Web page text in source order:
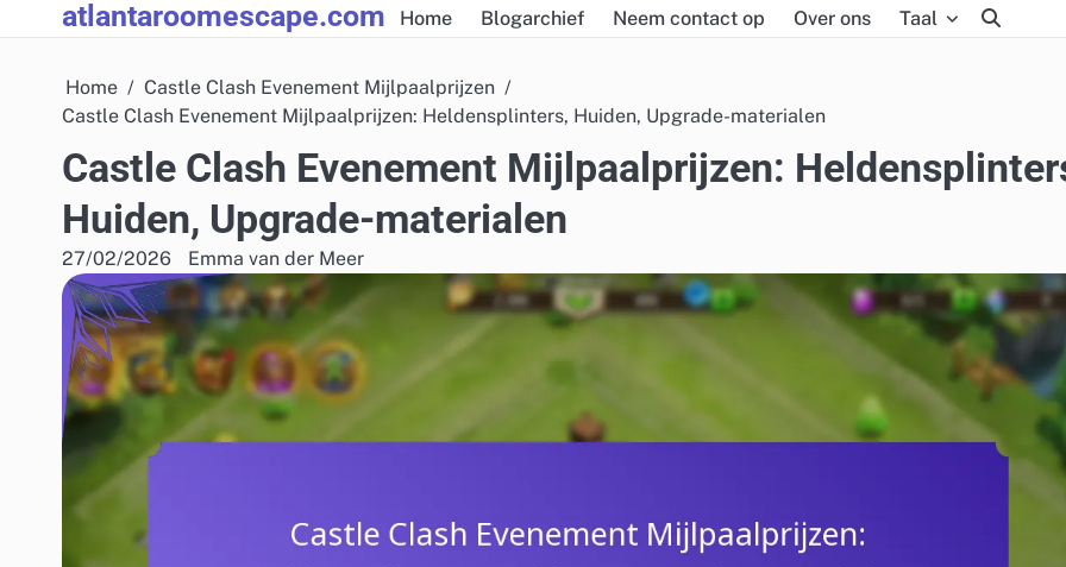
to
atlantaroomescape.com Home Blogarchief Neem contact op Over ons Taal
Home
Castle Clash Evenement Mijlpaalprijzen
Castle Clash Evenement Mijlpaalprijzen: Heldensplinters, Huiden, Upgrade-materialen
Castle Clash Evenement Mijlpaalprijzen:
Huiden, Upgrade-materialen
27/02/2026 Emma van der Meer